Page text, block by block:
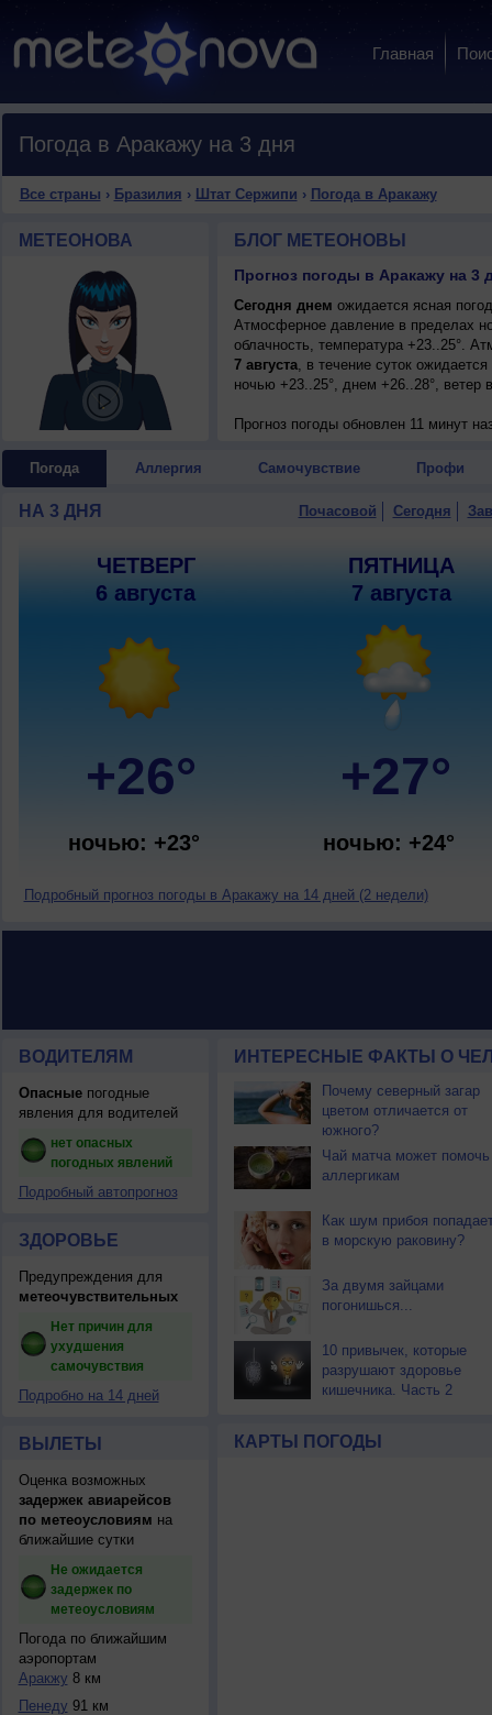
Главная
Погода в Аракажу на 3 дня
Все страны › Бразилия › Штат Сержипи › Погода в Аракажу
МЕТЕОНОВА БЛОГ МЕТЕОНОВЫ
Прогноз погоды в Аракажу на 3
Сегодня днем ожидается ясная
Атмосферное давление в пределах
облачность, температура +23..25°.
7 августа, в течение суток
ночью +23..25°, днем +26..28°, ветер
Прогноз погоды обновлен 11 минут
Погода Аллергия Самочувствие Профи
НА 3 ДНЯ Почасовой Сегодня
ЧЕТВЕРГ
6 августа
+26°
ночью: +23°
ПЯТНИЦА
7 августа
+27°
ночью: +24°
Подробный прогноз погоды в Аракажу на 14 дней (2 недели)
ВОДИТЕЛЯМ
Опасныепогодные
явления для водителей
нет опасных
погодных явлений
Подробный автопрогноз
ЗДОРОВЬЕ
Предупреждения для
метеочувствительных
Нет причин для
ухудшения
самочувствия
Подробно на 14 дней
ВЫЛЕТЫ
Оценка возможных
задержек авиарейсов
по метеоусловиям на
ближайшие сутки
Не ожидается
задержек по
метеоусловиям
Погода по ближайшим
аэропортам
Аракжу 8 км
Пенеду 91 км
ИНТЕРЕСНЫЕ ФАКТЫ О
Почему северный загар
цветом отличается от
южного?
Чай матча может помочь
аллергикам
Как шум прибоя
в морскую раковину?
За двумя зайцами
погонишься...
10 привычек, которые
разрушают здоровье
кишечника. Часть 2
КАРТЫ ПОГОДЫ